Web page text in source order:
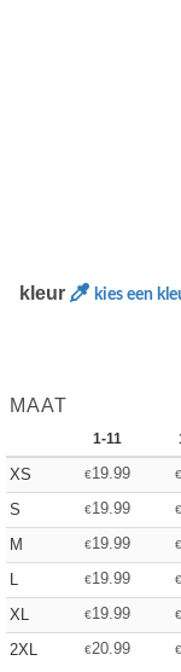
kleur kies een
MAAT
1-11
XS €19.99 €
S
€19.99 €
M
€19.99 €
L
€19.99 €
XL
€19.99 €
2XL
€20.99 €